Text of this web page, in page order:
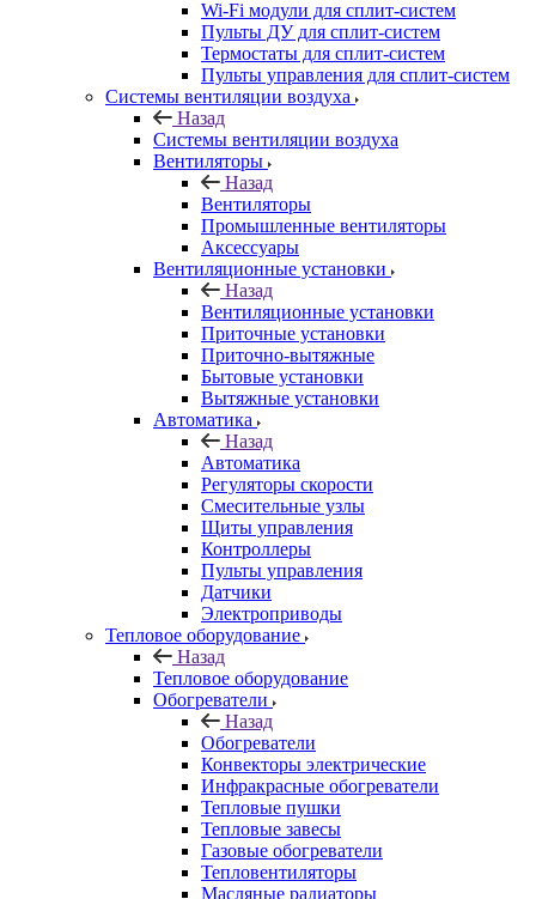
Wi-Fi модули для сплит-систем
Пульты ДУ для сплит-систем
Термостаты для сплит-систем
Пульты управления для сплит-систем
Системы вентиляции воздуха
Назад
Системы вентиляции воздуха
Вентиляторы
Назад
Вентиляторы
Промышленные вентиляторы
Аксессуары
Вентиляционные установки
Назад
Вентиляционные установки
Приточные установки
Приточно-вытяжные
Бытовые установки
Вытяжные установки
Автоматика
Назад
Автоматика
Регуляторы скорости
Смесительные узлы
Щиты управления
Контроллеры
Пульты управления
Датчики
Электроприводы
Тепловое оборудование
Назад
Тепловое оборудование
Обогреватели
Назад
Обогреватели
Конвекторы электрические
Инфракрасные обогреватели
Тепловые пушки
Тепловые завесы
Газовые обогреватели
Тепловентиляторы
Масляные радиаторы